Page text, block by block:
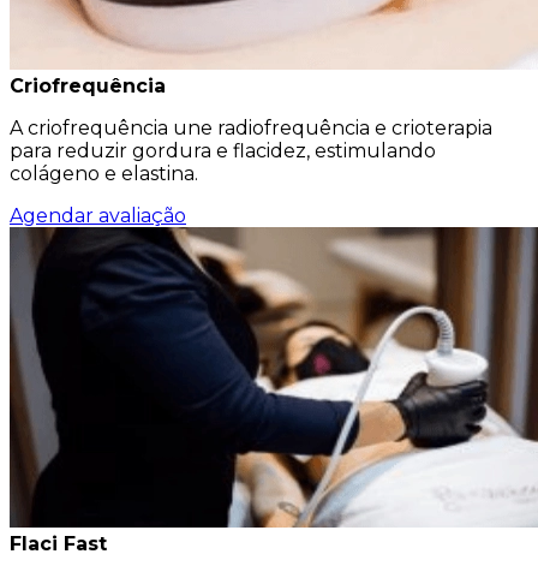
Criofrequência
A criofrequência une radiofrequência e crioterapia
para reduzir gordura e flacidez, estimulando
colágeno e elastina.
Agendar avaliação
Flaci Fast